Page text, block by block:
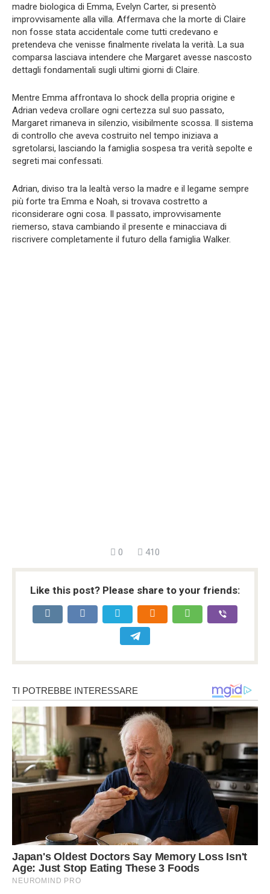
madre biologica di Emma, Evelyn Carter, si presentò
improvvisamente alla villa. Affermava che la morte di Claire
non fosse stata accidentale come tutti credevano e
pretendeva che venisse finalmente rivelata la verità. La sua
comparsa lasciava intendere che Margaret avesse nascosto
dettagli fondamentali sugli ultimi giorni di Claire.
Mentre Emma affrontava lo shock della propria origine e
Adrian vedeva crollare ogni certezza sul suo passato,
Margaret rimaneva in silenzio, visibilmente scossa. Il sistema
di controllo che aveva costruito nel tempo iniziava a
sgretolarsi, lasciando la famiglia sospesa tra verità sepolte e
segreti mai confessati.
Adrian, diviso tra la lealtà verso la madre e il legame sempre
più forte tra Emma e Noah, si trovava costretto a
riconsiderare ogni cosa. Il passato, improvvisamente
riemerso, stava cambiando il presente e minacciava di
riscrivere completamente il futuro della famiglia Walker.
0 410
Like this post? Please share to your friends: